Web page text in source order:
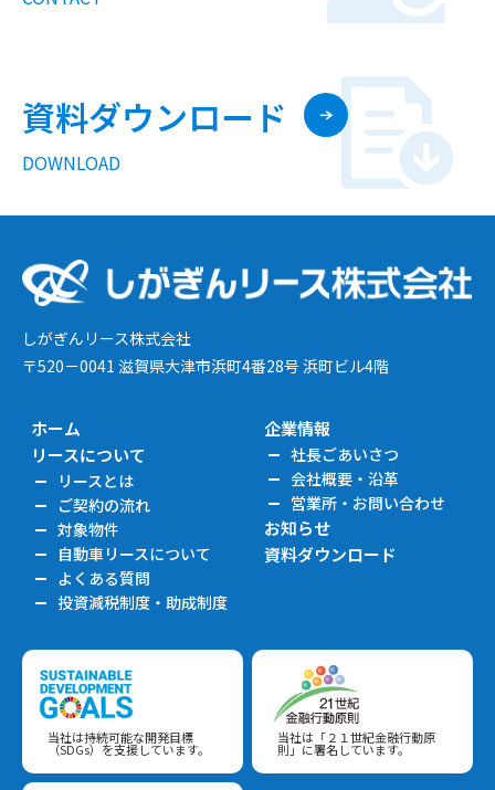
資料ダウンロード
DOWNLOAD
しがぎんリース株式会社
〒520－0041 滋賀県大津市浜町4番28号 浜町ビル4階
ホーム
リースについて
リースとは
ご契約の流れ
対象物件
自動車リースについて
よくある質問
投資減税制度・助成制度
企業情報
社長ごあいさつ
会社概要・沿革
営業所・お問い合わせ
お知らせ
資料ダウンロード
当社は持続可能な開発目標
（SDGs）を支援しています。
当社は「２１世紀金融行動原
則」に署名しています。